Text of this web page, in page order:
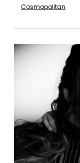
Cosmopolitan